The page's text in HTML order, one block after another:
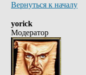
Вернуться к началу
yorick
Модератор